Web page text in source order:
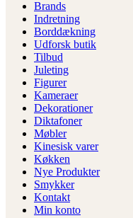
Brands
Indretning
Borddækning
Udforsk butik
Tilbud
Juleting
Figurer
Kameraer
Dekorationer
Diktafoner
Møbler
Kinesisk varer
Køkken
Nye Produkter
Smykker
Kontakt
Min konto